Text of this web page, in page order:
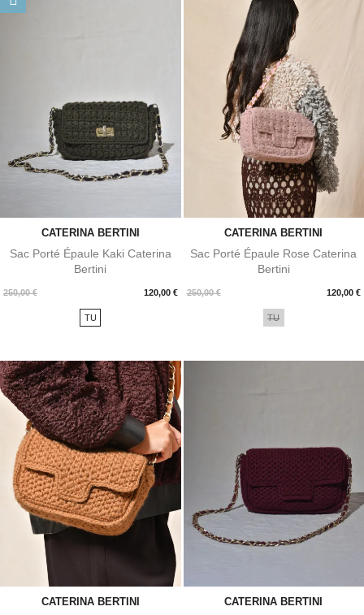
CATERINA BERTINI
Sac Porté Épaule Kaki Caterina
Bertini
250,00 € 120,00 €
Prix
TU
CATERINA BERTINI
Sac Porté Épaule Rose Caterina
Bertini
250,00 € 120,00 €
Prix
TU
CATERINA BERTINI CATERINA BERTINI